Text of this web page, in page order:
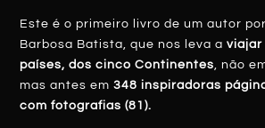
Este é o primeiro livro de um autor
Barbosa Batista, que nos leva aviajar
países, dos cinco Continentes, não
mas antes em348 inspiradoras
com fotografias (81).